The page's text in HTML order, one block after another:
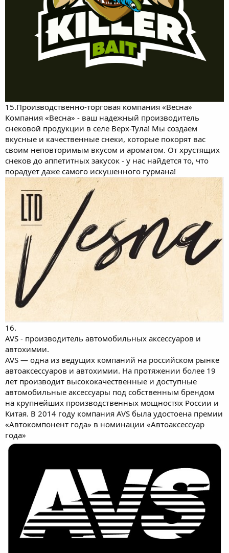
15.Производственно-торговая компания «Весна»
Компания «Весна» - ваш надежный производитель
снековой продукции в селе Верх-Тула! Мы создаем
вкусные и качественные снеки, которые покорят вас
своим неповторимым вкусом и ароматом. От хрустящих
снеков до аппетитных закусок - у нас найдется то, что
порадует даже самого искушенного гурмана!
16.
AVS - производитель автомобильных аксессуаров и
автохимии.
AVS — одна из ведущих компаний на российском рынке
автоаксессуаров и автохимии. На протяжении более 19
лет производит высококачественные и доступные
автомобильные аксессуары под собственным брендом
на крупнейших производственных мощностях России и
Китая. В 2014 году компания AVS была удостоена премии
«Автокомпонент года» в номинации «Автоаксессуар
года»